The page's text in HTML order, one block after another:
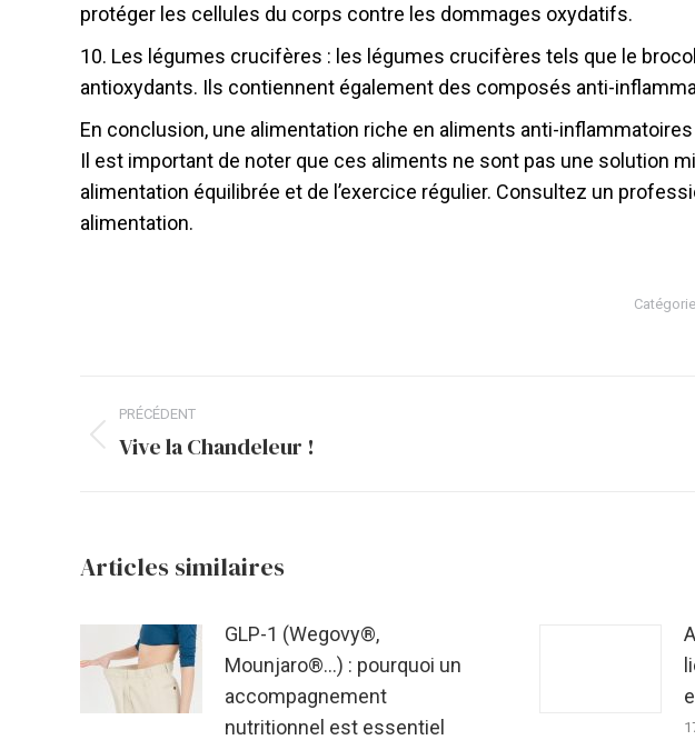
protéger les cellules du corps contre les dommages oxydatifs.
10. Les légumes crucifères : les légumes crucifères tels que le
antioxydants. Ils contiennent également des composés anti-
En conclusion, une alimentation riche en aliments anti-
Il est important de noter que ces aliments ne sont pas une solution
alimentation équilibrée et de l’exercice régulier. Consultez un
alimentation.
Navigation
article
PRÉCÉDENT
Article
Vive la Chandeleur !
Articles similaires
GLP-1 (Wegovy®,
Mounjaro®…) : pourquoi un
accompagnement
nutritionnel est essentiel